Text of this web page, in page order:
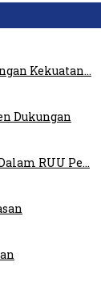
Kekuatan…
Dukungan
RUU Pe…